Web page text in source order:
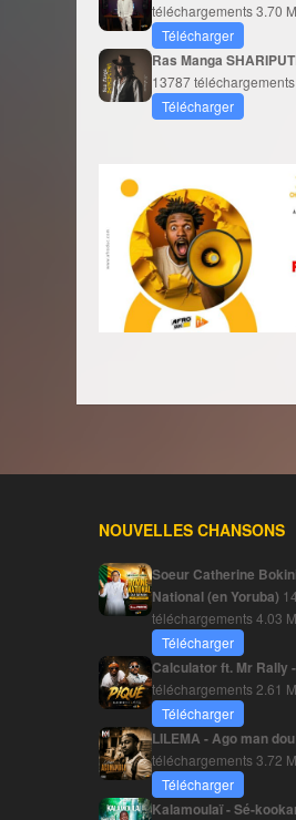
téléchargements3.70
Télécharger
Ras Manga
13787 téléchargements
Télécharger
NOUVELLES CHANSONS
Soeur Catherine
National (en Yoruba)
téléchargements4.03
Télécharger
Calculator ft. Mr Rally
téléchargements 2.61
Télécharger
LILEMA - Ago man dou
téléchargements3.72
Télécharger
Kalamoulaï - Sé-